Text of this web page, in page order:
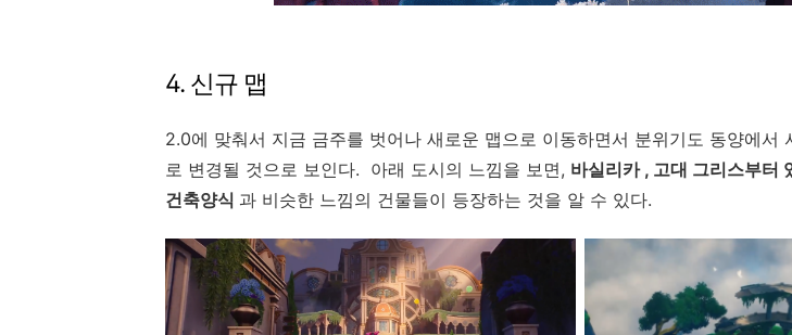
4. 신규 맵
2.0에 맞춰서 지금 금주를 벗어나 새로운 맵으로 이동하면서 분위기도 동양에서
로 변경될 것으로 보인다. 아래 도시의 느낌을 보면, 바실리카 , 고대 그리스부터
건축양식 과 비슷한 느낌의 건물들이 등장하는 것을 알 수 있다.